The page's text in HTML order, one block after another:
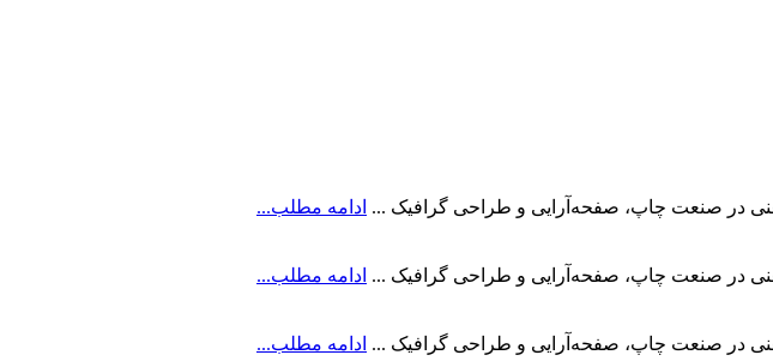
ادامه مطلب...
ادامه مطلب...
ادامه مطلب...